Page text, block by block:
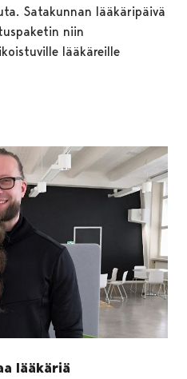
Satakunnan lääkäripäivä
niin
lääkäreille
lääkäriä